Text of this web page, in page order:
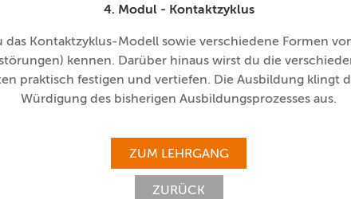
4. Modul - Kontaktzyklus
Kontaktzyklus-Modell sowie verschiedene Formen
kennen. Darüber hinaus wirst du die
praktisch festigen und vertiefen. Die Ausbildung klingt
Würdigung des bisherigen Ausbildungsprozesses aus.
ZUM LEHRGANG
ZURÜCK